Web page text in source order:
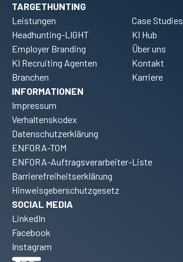
TARGETHUNTING
Leistungen
Headhunting-LIGHT
Employer Branding
KI Recruiting Agenten
Branchen
Case Studies
KI Hub
Über uns
Kontakt
Karriere
INFORMATIONEN
Impressum
Verhaltenskodex
Datenschutzerklärung
ENFORA-TOM
ENFORA-Auftragsverarbeiter-Liste
Barrierefreiheitserklärung
Hinweisgeberschutzgesetz
SOCIAL MEDIA
LinkedIn
Facebook
Instagram